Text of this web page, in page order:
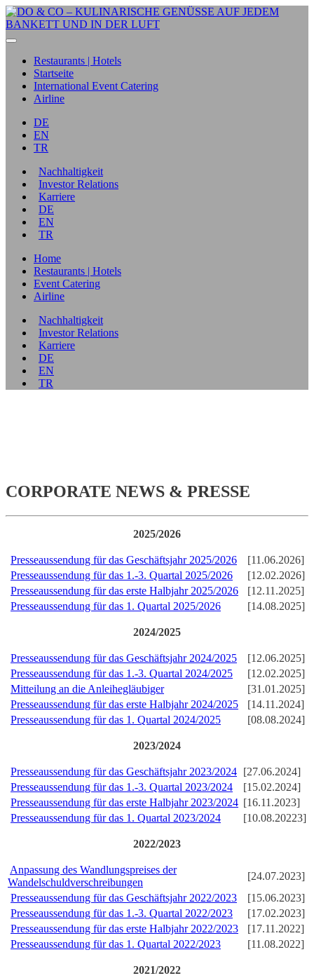
Restaurants | Hotels
Startseite
International Event Catering
Airline
DE
EN
TR
Nachhaltigkeit
Investor Relations
Karriere
DE
EN
TR
Home
Restaurants | Hotels
Event Catering
Airline
Nachhaltigkeit
Investor Relations
Karriere
DE
EN
TR
CORPORATE NEWS & PRESSE
2025/2026
Presseaussendung für das Geschäftsjahr 2025/2026
[11.06.2026]
Presseaussendung für das 1.-3. Quartal 2025/2026
[12.02.2026]
Presseaussendung für das erste Halbjahr 2025/2026
[12.11.2025]
Presseaussendung für das 1. Quartal 2025/2026
[14.08.2025]
2024/2025
Presseaussendung für das Geschäftsjahr 2024/2025
[12.06.2025]
Presseaussendung für das 1.-3. Quartal 2024/2025
[12.02.2025]
Mitteilung an die Anleihegläubiger
[31.01.2025]
Presseaussendung für das erste Halbjahr 2024/2025
[14.11.2024]
Presseaussendung für das 1. Quartal 2024/2025
[08.08.2024]
2023/2024
Presseaussendung für das Geschäftsjahr 2023/2024 [27.06.2024]
Presseaussendung für das 1.-3. Quartal 2023/2024
[15.02.2024]
Presseaussendung für das erste Halbjahr 2023/2024 [16.11.2023]
Presseaussendung für das 1. Quartal 2023/2024
[10.08.20223]
2022/2023
Anpassung des Wandlungspreises der
Wandelschuldverschreibungen
[24.07.2023]
Presseaussendung für das Geschäftsjahr 2022/2023
[15.06.2023]
Presseaussendung für das 1.-3. Quartal 2022/2023
[17.02.2023]
Presseaussendung für das erste Halbjahr 2022/2023
[17.11.2022]
Presseaussendung für das 1. Quartal 2022/2023
[11.08.2022]
2021/2022